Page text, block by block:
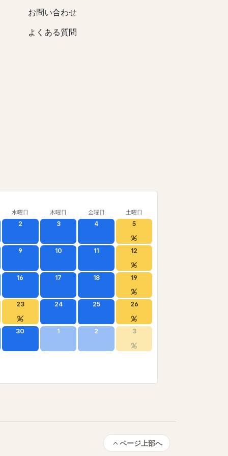
お問い合わせ
よくある質問
水曜日 木曜日 金曜日 土曜日
2 3 4 5
9 10 11 12
16 17 18 19
23 24 25 26
30 1 2 3
ページ上部へ